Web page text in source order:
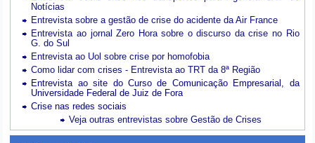
Notícias
Entrevista sobre a gestão de crise do acidente da Air France
Entrevista ao jornal Zero Hora sobre o discurso da crise no Rio
G. do Sul
Entrevista ao Uol sobre crise por homofobia
Como lidar com crises - Entrevista ao TRT da 8ª Região
Entrevista ao site do Curso de Comunicação Empresarial, da
Universidade Federal de Juiz de Fora
Crise nas redes sociais
Veja outras entrevistas sobre Gestão de Crises